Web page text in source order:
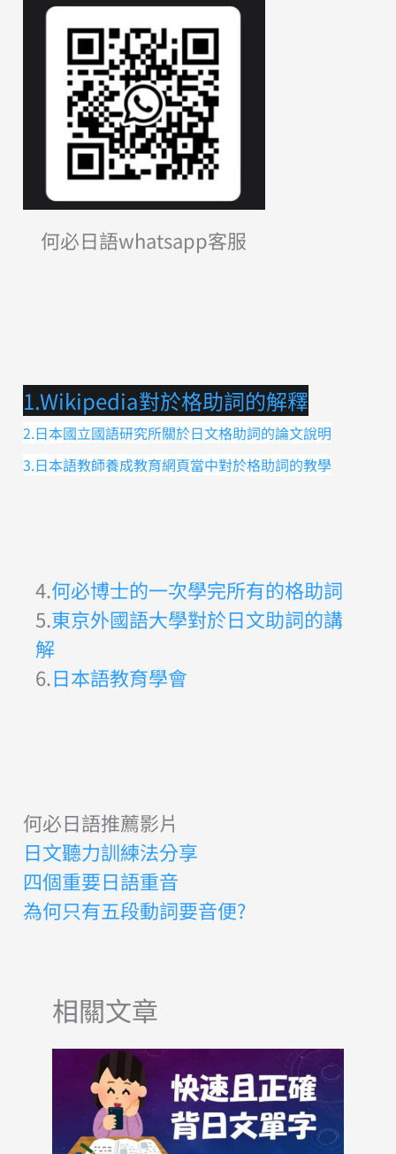
何必日語whatsapp客服
1.Wikipedia對於格助詞的解釋
2.日本國立國語研究所關於日文格助詞的論文說明
3.日本語教師養成教育網頁當中對於格助詞的教學
4.何必博士的一次學完所有的格助詞
5.東京外國語大學對於日文助詞的講
解
6.日本語教育學會
何必日語推薦影片
日文聽力訓練法分享
四個重要日語重音
為何只有五段動詞要音便?
相關文章